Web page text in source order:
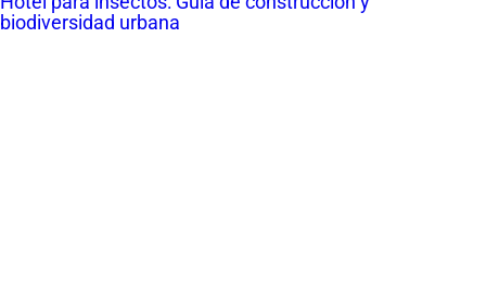
biodiversidad urbana